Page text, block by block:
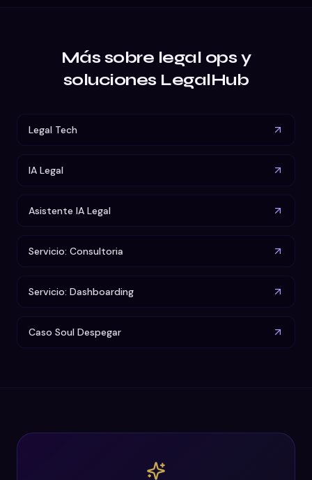
Más sobre legal ops y
soluciones LegalHub
Legal Tech
IA Legal
Asistente IA Legal
Servicio: Consultoria
Servicio: Dashboarding
Caso Soul Despegar